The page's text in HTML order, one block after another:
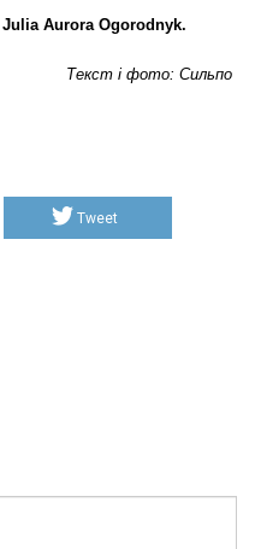
Julia Aurora Ogorodnyk.
Текст і фото: Сильпо
Tweet